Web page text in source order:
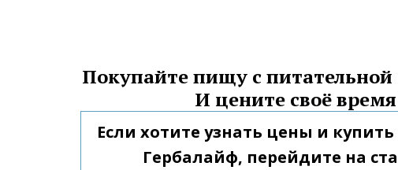
Покупайте пищу с
И цените своё
Если хотите узнать цены и